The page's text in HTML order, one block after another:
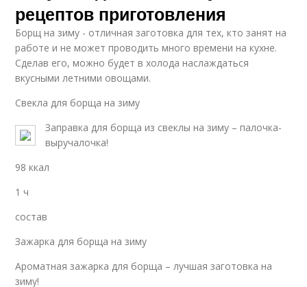
рецептов приготовления
Борщ на зиму - отличная заготовка для тех, кто занят на
работе и не может проводить много времени на кухне.
Сделав его, можно будет в холода наслаждаться
вкусными летними овощами.
Свекла для борща на зиму
Заправка для борща из свеклы на зиму – палочка-
выручалочка!
98 ккал
1 ч
состав
Зажарка для борща на зиму
Ароматная зажарка для борща – лучшая заготовка на
зиму!